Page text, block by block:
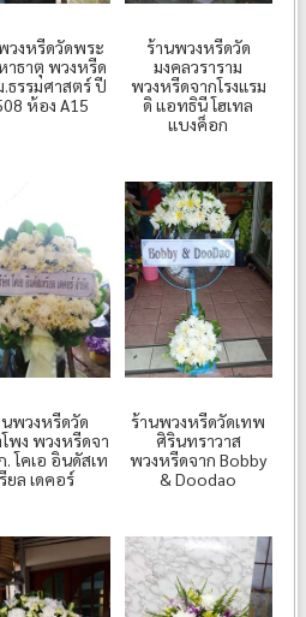
วงหรีดวัดพระ
าธาตุ พวงหรีด
.ธรรมศาสตร์ ปี
ห้อง A15
ร้านพวงหรีดวัด
มงคลวราราม
พวงหรีดจากโรงแรม
ดิ แอทธินี โฮเทล
แบงค็อก
นพวงหรีดวัด
พง พวงหรีดจา
โคเอ อินดัสเท
รียล เดคอร์
ร้านพวงหรีดวัดเทพ
ศิรินทราวาส
พวงหรีดจาก Bobby
&​ Doodao